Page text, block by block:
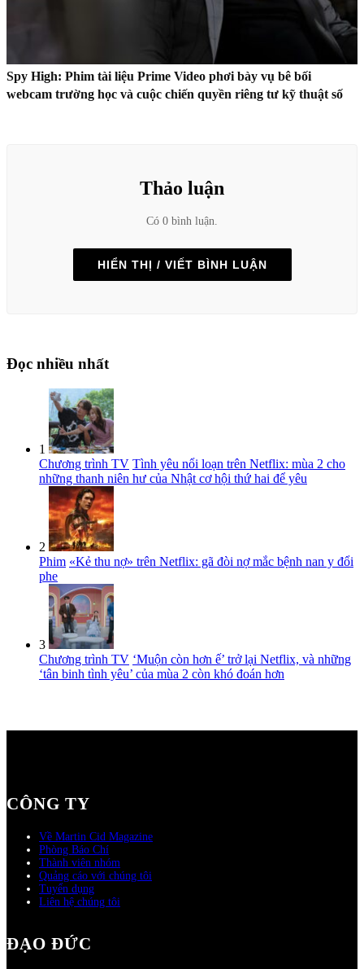
Spy High: Phim tài liệu Prime Video phơi bày vụ bê bối
webcam trường học và cuộc chiến quyền riêng tư kỹ thuật số
Thảo luận
Có 0 bình luận.
HIỂN THỊ / VIẾT BÌNH LUẬN
Đọc nhiều nhất
1
Chương trình TV Tình yêu nổi loạn trên Netflix: mùa 2 cho
những thanh niên hư của Nhật cơ hội thứ hai để yêu
2
Phim «Kẻ thu nợ» trên Netflix: gã đòi nợ mắc bệnh nan y đổi
phe
3
Chương trình TV ‘Muộn còn hơn ế’ trở lại Netflix, và những
‘tân binh tình yêu’ của mùa 2 còn khó đoán hơn
CÔNG TY
Về Martin Cid Magazine
Phòng Báo Chí
Thành viên nhóm
Quảng cáo với chúng tôi
Tuyển dụng
Liên hệ chúng tôi
ĐẠO ĐỨC